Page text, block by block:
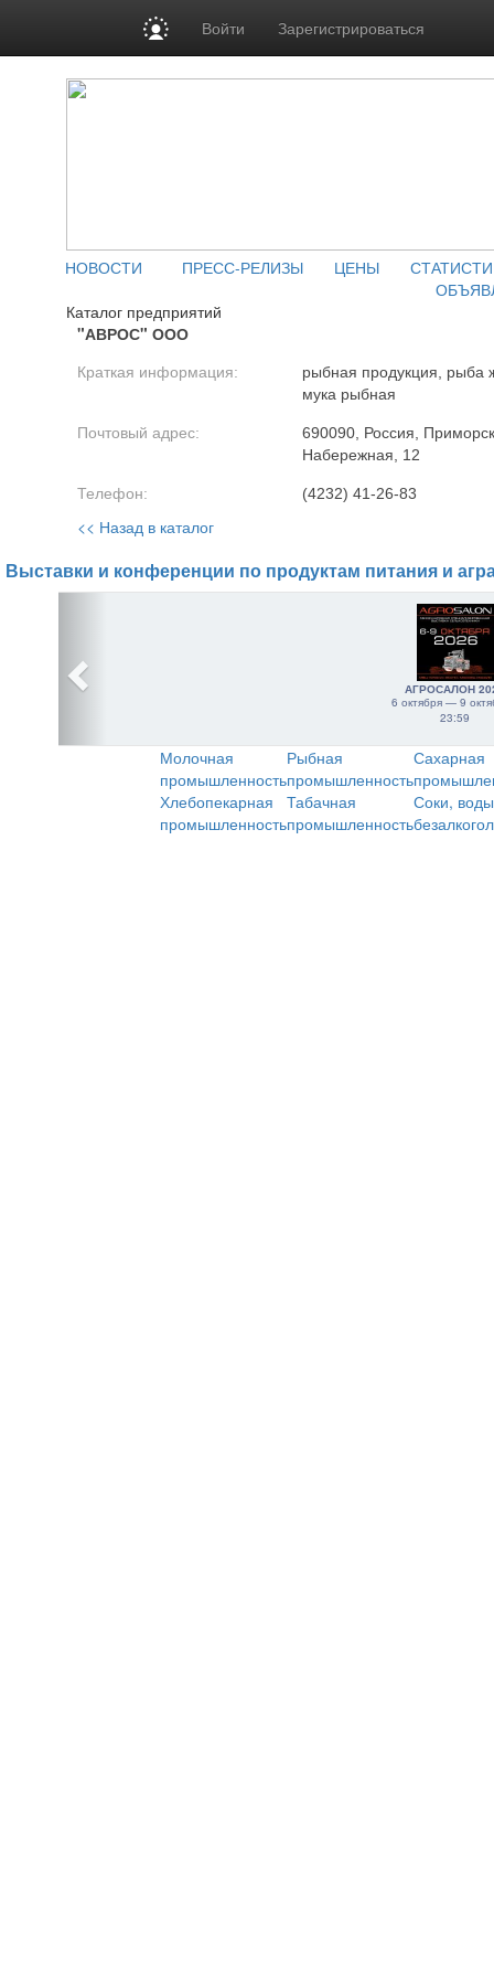
Войти Зарегистрироваться
НОВОСТИ ПРЕСС-РЕЛИЗЫ ЦЕНЫ
Каталог предприятий
"АВРОС" ООО
Краткая информация:
рыбная продукция, рыба
мука рыбная
Почтовый адрес:
690090, Россия,
Набережная, 12
Телефон: (4232) 41-26-83
<< Назад в каталог
Выставки и конференции по продуктам питания и
АГРОСАЛОН
6 октября — 9
23:59
Молочная
промышленность
Рыбная
промышленность
Сахарная
Хлебопекарная
промышленность
Табачная
промышленность
Соки,